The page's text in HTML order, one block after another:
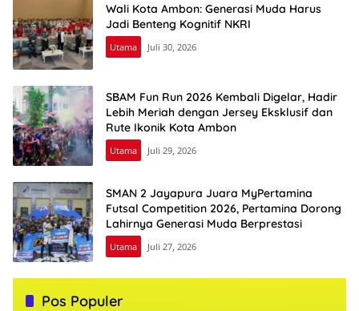
Wali Kota Ambon: Generasi Muda Harus
Jadi Benteng Kognitif NKRI
Utama Juli 30, 2026
SBAM Fun Run 2026 Kembali Digelar, Hadir
Lebih Meriah dengan Jersey Eksklusif dan
Rute Ikonik Kota Ambon
Utama Juli 29, 2026
SMAN 2 Jayapura Juara MyPertamina
Futsal Competition 2026, Pertamina Dorong
Lahirnya Generasi Muda Berprestasi
Utama Juli 27, 2026
Pos Populer